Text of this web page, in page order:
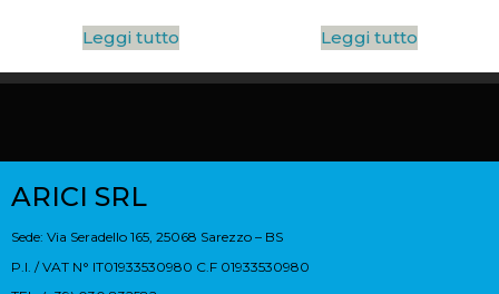
Leggi tutto Leggi tutto
ARICI SRL
Sede: Via Seradello 165, 25068 Sarezzo – BS
P.I. / VAT N° IT01933530980 C.F 01933530980